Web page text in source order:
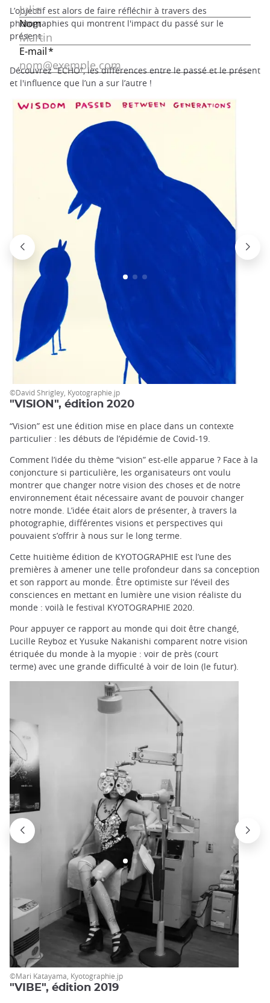
L’objectif est alors de faire réfléchir à travers des
photographies qui montrent l'impact du passé sur le
présent.
Découvrez “ECHO”, les différences entre le passé et le présent
et l'influence que l’un a sur l’autre !
©David Shrigley, Kyotographie.jp
"VISION", édition 2020
“Vision” est une édition mise en place dans un contexte
particulier : les débuts de l’épidémie de Covid-19.
Comment l’idée du thème “vision” est-elle apparue ? Face à la
conjoncture si particulière, les organisateurs ont voulu
montrer que changer notre vision des choses et de notre
environnement était nécessaire avant de pouvoir changer
notre monde. L’idée était alors de présenter, à travers la
photographie, différentes visions et perspectives qui
pouvaient s’offrir à nous sur le long terme.
Cette huitième édition de KYOTOGRAPHIE est l’une des
premières à amener une telle profondeur dans sa conception
et son rapport au monde. Être optimiste sur l’éveil des
consciences en mettant en lumière une vision réaliste du
monde : voilà le festival KYOTOGRAPHIE 2020.
Pour appuyer ce rapport au monde qui doit être changé,
Lucille Reyboz et Yusuke Nakanishi comparent notre vision
étriquée du monde à la myopie : voir de près (court
terme) avec une grande difficulté à voir de loin (le futur).
©Mari Katayama, Kyotographie.jp
"VIBE", édition 2019